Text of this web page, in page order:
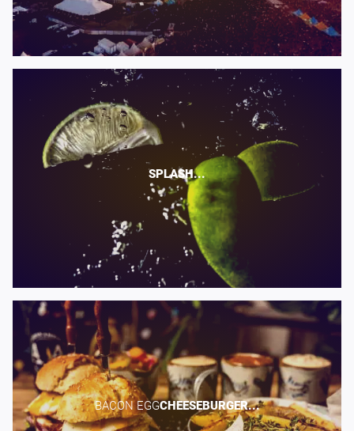
SPLASH...
BACON EGG​CHEESEBURGER...